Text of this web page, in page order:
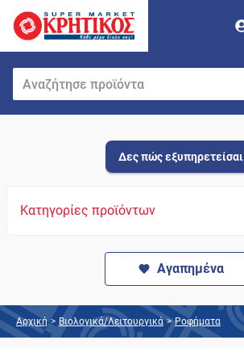
Δες πώς εξυπηρετείσαι
Κατηγορίες προϊόντων
Αγαπημένα
Αρχική > Βιολογικά/Λειτουργικά > Ροφήματα